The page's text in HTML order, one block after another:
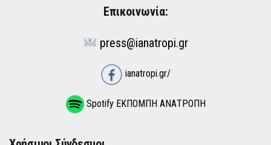
Επικοινωνία:
press@ianatropi.gr
ianatropi.gr/
Spotify ΕΚΠΟΜΠΗ ΑΝΑΤΡΟΠΗ